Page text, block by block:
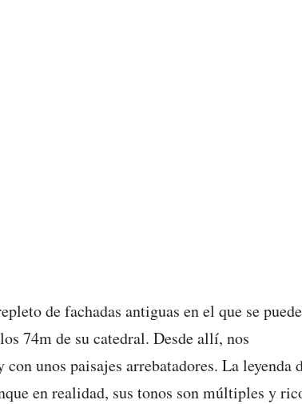
de fachadas antiguas en el que se
74m de su catedral. Desde allí, nos
unos paisajes arrebatadores. La leyenda
en realidad, sus tonos son múltiples y